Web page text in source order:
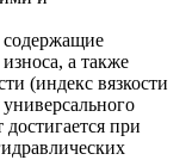
содержащие
а также
(индекс вязкости
при